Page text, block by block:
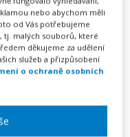
dle § 52 písm. d)
že zaměstnanec je
svého zdravotního
svou práci. Ztráta
podložena
nebo abychom měli
od Vás potřebujeme
tj. malých souborů, které
děkujeme za udělení
služeb a přizpůsobení
o ochraně osobních